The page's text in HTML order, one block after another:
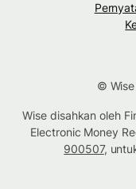
©
Wise disahkan oleh
Electronic Money
900507,